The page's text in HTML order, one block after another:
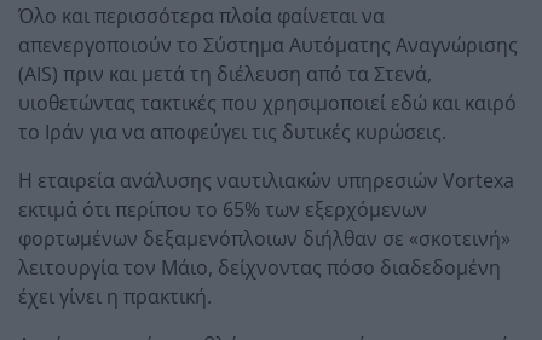
Όλο και περισσότερα πλοία φαίνεται να
απενεργοποιούν το Σύστημα Αυτόματης Αναγνώρισης
(AIS) πριν και μετά τη διέλευση από τα Στενά,
υιοθετώντας τακτικές που χρησιμοποιεί εδώ και καιρό
το Ιράν για να αποφεύγει τις δυτικές κυρώσεις.
Η εταιρεία ανάλυσης ναυτιλιακών υπηρεσιών Vortexa
εκτιμά ότι περίπου το 65% των εξερχόμενων
φορτωμένων δεξαμενόπλοιων διήλθαν σε «σκοτεινή»
λειτουργία τον Μάιο, δείχνοντας πόσο διαδεδομένη
έχει γίνει η πρακτική.